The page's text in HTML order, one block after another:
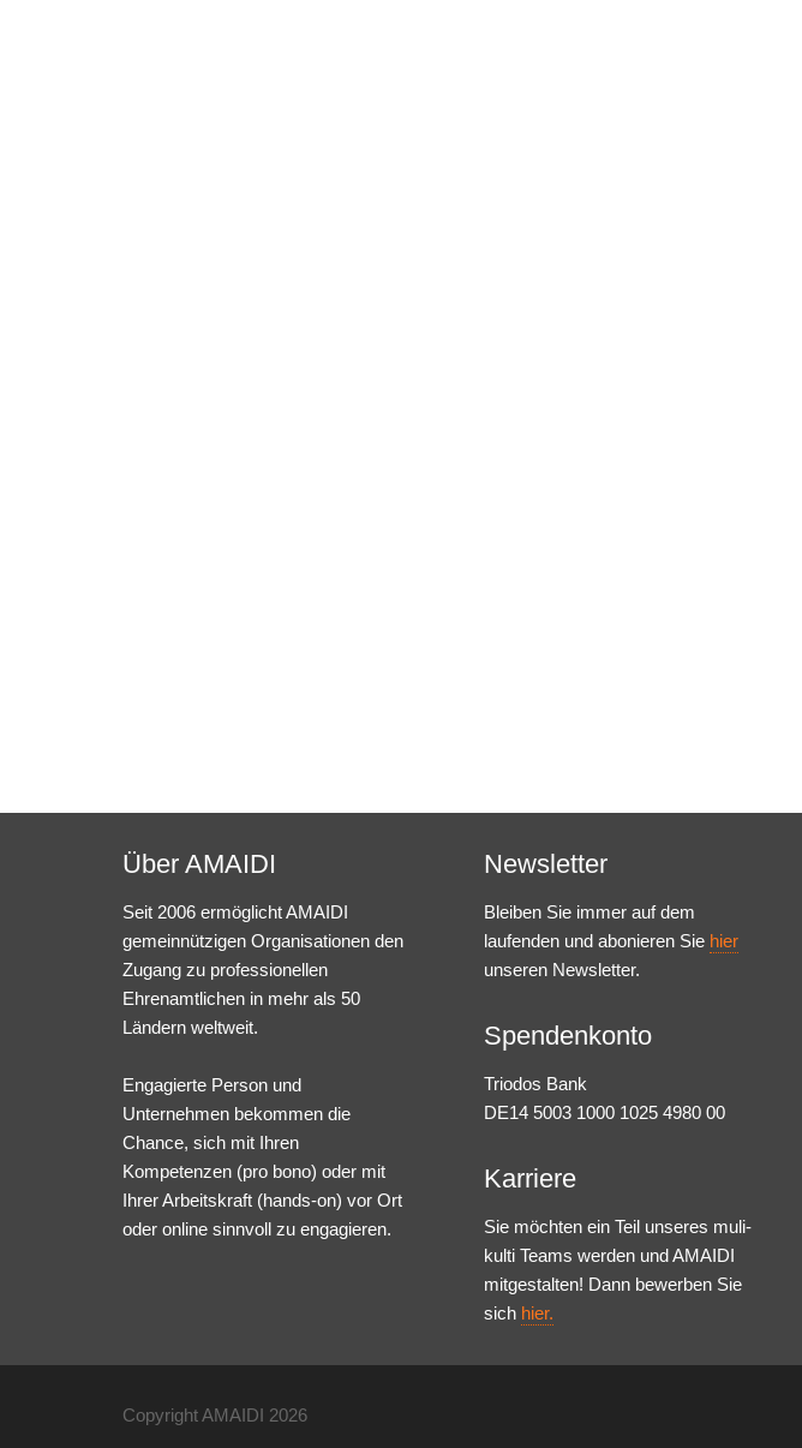
Über AMAIDI
Seit 2006 ermöglicht AMAIDI
gemeinnützigen Organisationen den
Zugang zu professionellen
Ehrenamtlichen in mehr als 50
Ländern weltweit.
Engagierte Person und
Unternehmen bekommen die
Chance, sich mit Ihren
Kompetenzen (pro bono) oder mit
Ihrer Arbeitskraft (hands-on) vor Ort
oder online sinnvoll zu engagieren.
Newsletter
Bleiben Sie immer auf dem
laufenden und abonieren Sie hier
unseren Newsletter.
Spendenkonto
Triodos Bank
DE14 5003 1000 1025 4980 00
Karriere
Sie möchten ein Teil unseres muli-
kulti Teams werden und AMAIDI
mitgestalten! Dann bewerben Sie
sich hier.
Copyright AMAIDI 2026